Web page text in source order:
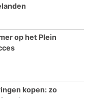
op het Plein
kopen: zo